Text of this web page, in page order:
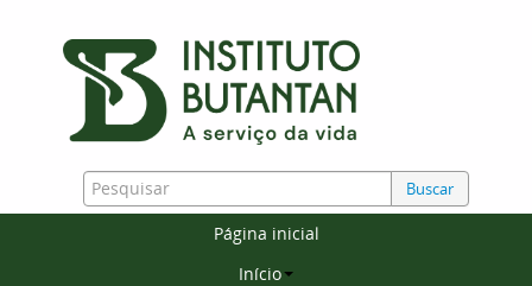
Buscar
Página inicial
Início